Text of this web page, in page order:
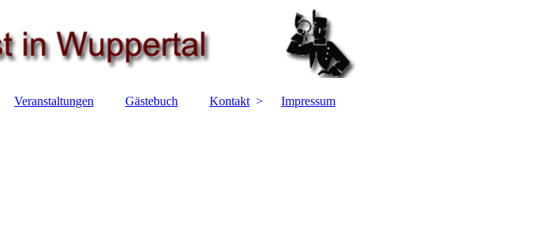
Veranstaltungen Gästebuch Kontakt Impressum